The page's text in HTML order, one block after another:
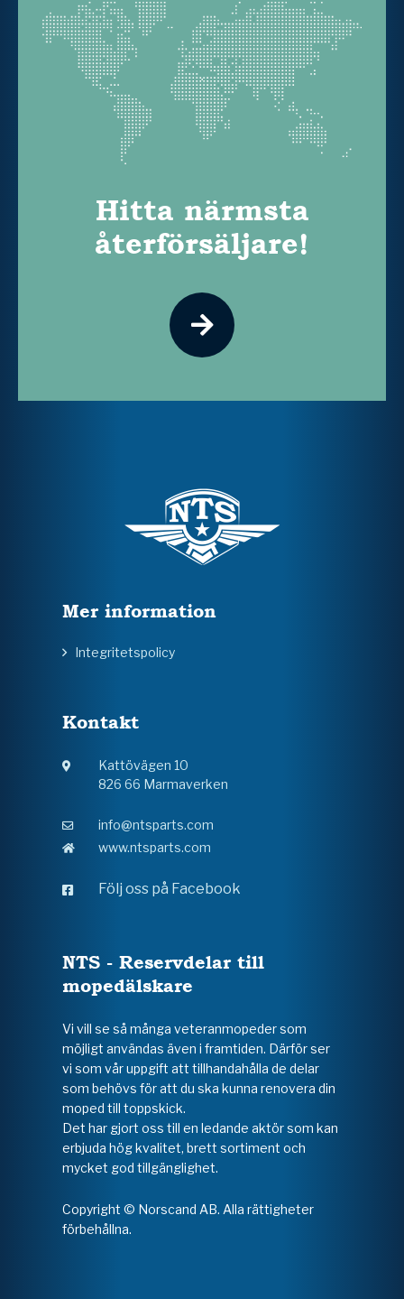
Hitta närmsta
återförsäljare!
Mer information
Integritetspolicy
Kontakt
Kattövägen 10
826 66 Marmaverken
info@ntsparts.com
www.ntsparts.com
Följ oss på Facebook
NTS - Reservdelar till
mopedälskare
Vi vill se så många veteranmopeder som
möjligt användas även i framtiden. Därför ser
vi som vår uppgift att tillhandahålla de delar
som behövs för att du ska kunna renovera din
moped till toppskick.
Det har gjort oss till en ledande aktör som kan
erbjuda hög kvalitet, brett sortiment och
mycket god tillgänglighet.
Copyright © Norscand AB. Alla rättigheter
förbehållna.